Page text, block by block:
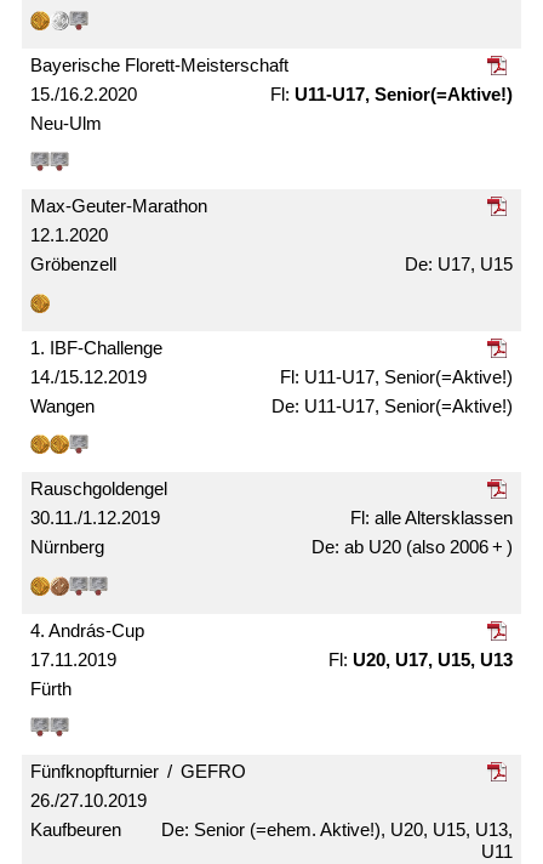
15./16.2.2020
Bayerische Florett-Meister­schaft
Neu-Ulm
U11-U17, Senior(=Aktive!)
12.1.2020
Max-Geuter-Marathon
Gröbenzell U17, U15
14./15.12.2019
1. IBF-Challenge
Wangen
U11-U17, Senior(=Aktive!)
U11-U17, Senior(=Aktive!)
30.11./1.12.2019
Rausch­gold­engel
Nürnberg
alle Alters­klassen
ab U20 (also 2006 + )
17.11.2019
4. András-Cup
Fürth
U20, U17, U15, U13
26./27.10.2019
Fünfknopf­­turnier / GEFRO
Kaufbeuren
Senior (=ehem. Aktive!), U20, U15, U13,
U11